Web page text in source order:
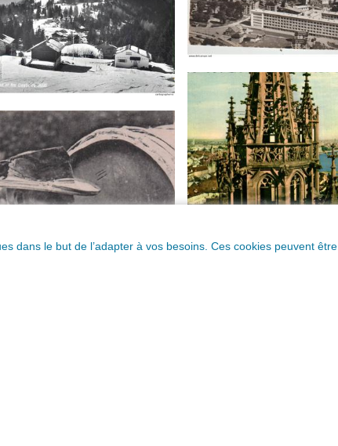
dans le but de l’adapter à vos besoins. Ces cookies peuvent être